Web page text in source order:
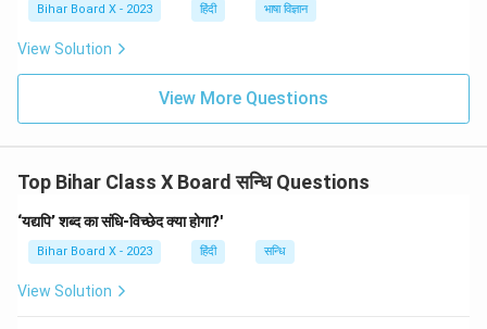
Bihar Board X - 2023 हिंदी भाषा विज्ञान
View Solution
View More Questions
Top Bihar Class X Board सन्धि Questions
‘यद्यपि’ शब्द का संधि-विच्छेद क्या होगा?'
Bihar Board X - 2023 हिंदी सन्धि
View Solution